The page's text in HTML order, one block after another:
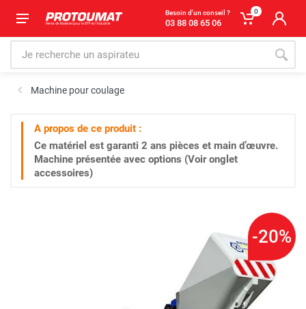
Besoin d'un conseil ?
03 88 08 65 06
0
Machine pour coulage
A propos de ce produit :
Ce matériel est garanti 2 ans pièces et main d’œuvre.
Machine présentée avec options (Voir onglet
accessoires)
-20%